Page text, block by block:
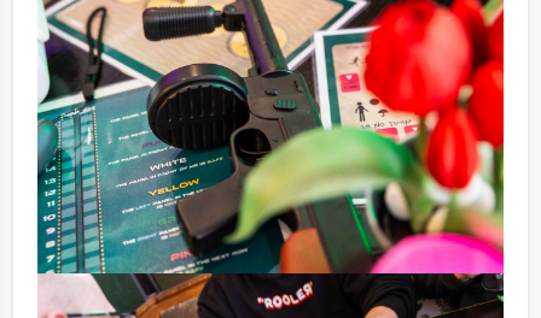
te rekenen? Voor € 13,50 per persoon per uur (excl.
BTW) kunt u gebruikmaken van het drankarrangement,
waarbij u onbeperkt kunt genieten van bier, fris,
huiswijn, koffie en thee. En… zo komt u ook achteraf
niet voor verrassingen te staan!
Reservering voor kleinere groepen:
Afhankelijk van het minimaal aantal deelnemers
berekenen wij de minimale prijs voor dit arrangement.
U kunt altijd voor minder personen boeken als u bereid
bent om de minimale prijs te betalen.